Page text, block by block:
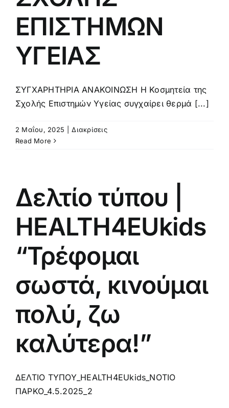
ΕΠΙΣΤΗΜΩΝ
ΥΓΕΙΑΣ
ΣΥΓΧΑΡΗΤΗΡΙΑ ΑΝΑΚΟΙΝΩΣΗ Η Κοσμητεία της
Σχολής Επιστημών Υγείας συγχαίρει θερμά [...]
2 Μαΐου, 2025
Διακρίσεις
Read More
Δελτίο τύπου |
HEALTH4EUkids
“Τρέφομαι
σωστά, κινούμαι
πολύ, ζω
καλύτερα!”
ΔΕΛΤΙΟ ΤΥΠΟΥ_HEALTH4EUkids_ΝΟΤΙΟ
ΠΑΡΚΟ_4.5.2025_2